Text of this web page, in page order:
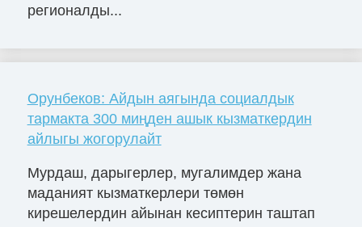
регионалды...
Орунбеков: Айдын аягында социалдык
тармакта 300 миңден ашык кызматкердин
айлыгы жогорулайт
Мурдаш, дарыгерлер, мугалимдер жана
маданият кызматкерлери төмөн
кирешелердин айынан кесиптерин таштап